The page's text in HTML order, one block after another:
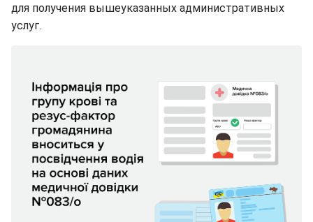
для получения вышеуказанных административных
услуг.